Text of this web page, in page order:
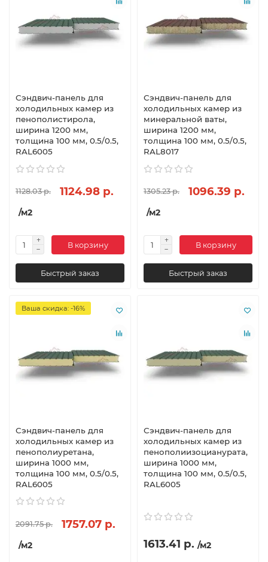
Сэндвич-панель для
холодильных камер из
пенополистирола,
ширина 1200 мм,
толщина 100 мм, 0.5/0.5,
RAL6005
1128.03 р. 1124.98 р.
/м2
В корзину
Быстрый заказ
Сэндвич-панель для
холодильных камер из
минеральной ваты,
ширина 1200 мм,
толщина 100 мм, 0.5/0.5,
RAL8017
1305.23 р. 1096.39 р.
/м2
В корзину
Быстрый заказ
Ваша скидка: -16%
Сэндвич-панель для
холодильных камер из
пенополиуретана,
ширина 1000 мм,
толщина 100 мм, 0.5/0.5,
RAL6005
2091.75 р. 1757.07 р.
/м2
Сэндвич-панель для
холодильных камер из
пенополиизоцианурата,
ширина 1000 мм,
толщина 100 мм, 0.5/0.5,
RAL6005
1613.41 р. /м2